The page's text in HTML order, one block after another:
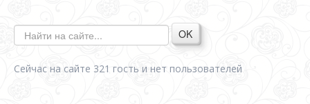
OK
Сейчас на сайте 321 гость и нет пользователей